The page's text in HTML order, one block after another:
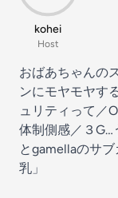
kohei
Host
おばあちゃんの
ンにモヤモヤす
ュリティって／
体制側感／３G…
とgamellaのサ
乳」